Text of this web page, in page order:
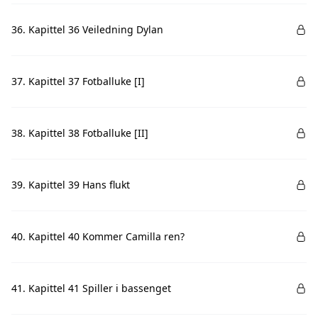
36. Kapittel 36 Veiledning Dylan
37. Kapittel 37 Fotballuke [I]
38. Kapittel 38 Fotballuke [II]
39. Kapittel 39 Hans flukt
40. Kapittel 40 Kommer Camilla ren?
41. Kapittel 41 Spiller i bassenget